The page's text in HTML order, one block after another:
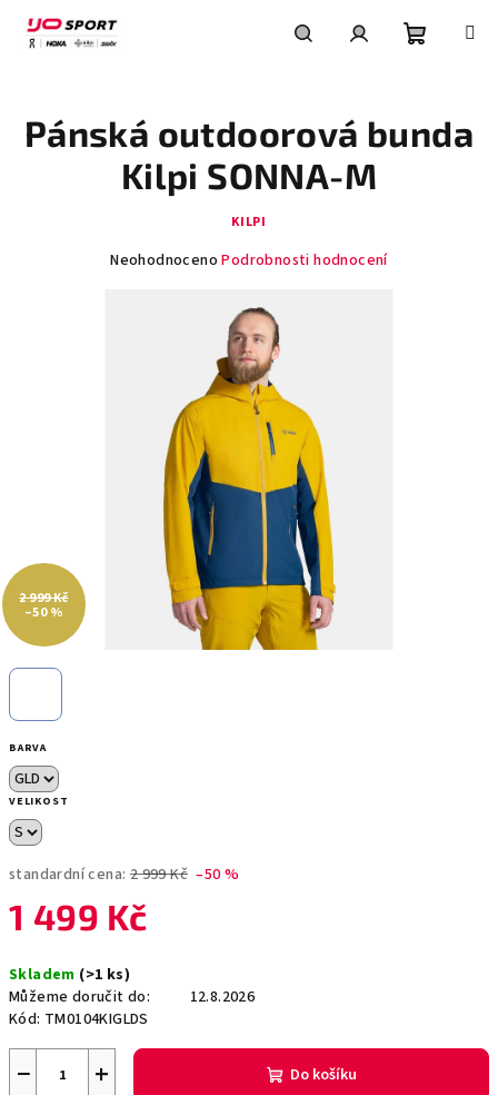
obsah
košík
BARVA
VELIKOST
standardní cena: 2 999 Kč –50 %
1 499 Kč
cena:
Skladem (>1 ks)
Můžeme doručit do:
12.8.2026
Kód: TM0104KIGLDS
+
− Do košíku
Pánská outdoorová bunda
Kilpi SONNA-M
KILPI
Průměrné
hvězdiček.
Neohodnoceno Podrobnosti hodnocení
2 999 Kč
–50 %